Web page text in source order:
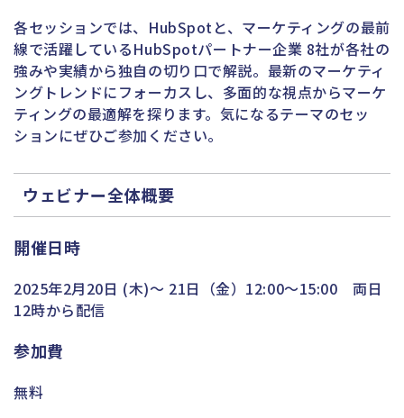
各セッションでは、HubSpotと、マーケティングの最前
線で活躍しているHubSpotパートナー企業 8社が各社の
強みや実績から独自の切り口で解説。最新のマーケティ
ングトレンドにフォーカスし、多面的な視点からマーケ
ティングの最適解を探ります。気になるテーマのセッ
ションにぜひご参加ください。
ウェビナー全体概要
開催日時
2025年2月20日 (木)〜 21日（金）12:00〜15:00 両日
12時から配信
参加費
無料